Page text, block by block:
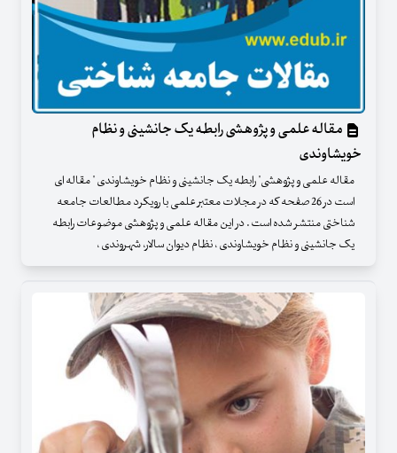
مقاله علمی و پژوهشی رابطه یک جانشینی و نظام
خویشاوندی
مقاله علمی و پژوهشی" رابطه یک جانشینی و نظام خویشاوندی " مقاله ای
است در 26 صفحه که در مجلات معتبر علمی با رویکرد مطالعات جامعه
شناختی منتشر شده است . در این مقاله علمی و پژوهشی موضوعات رابطه
یک جانشینی و نظام خویشاوندی ، نظام دیوان سالار، شهروندی ،